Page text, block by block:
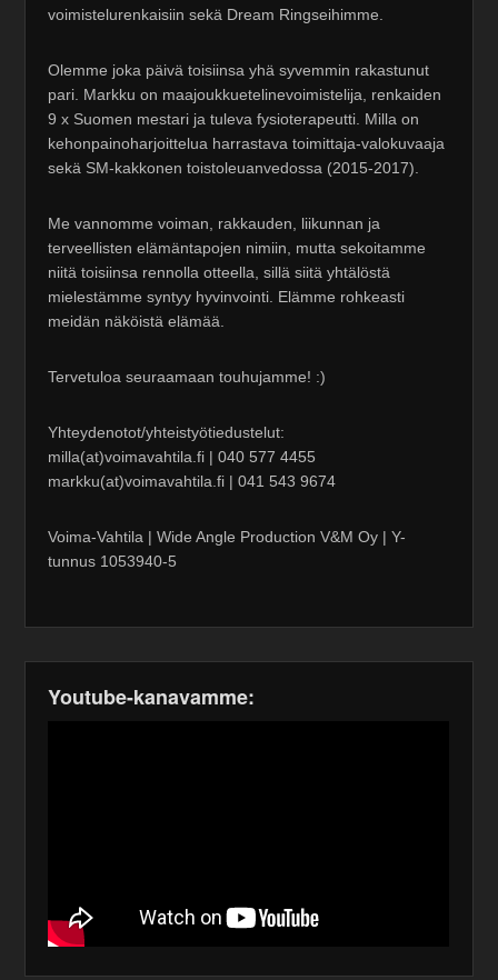
voimistelurenkaisiin sekä Dream Ringseihimme.
Olemme joka päivä toisiinsa yhä syvemmin rakastunut
pari. Markku on maajoukkuetelinevoimistelija, renkaiden
9 x Suomen mestari ja tuleva fysioterapeutti. Milla on
kehonpainoharjoittelua harrastava toimittaja-valokuvaaja
sekä SM-kakkonen toistoleuanvedossa (2015-2017).
Me vannomme voiman, rakkauden, liikunnan ja
terveellisten elämäntapojen nimiin, mutta sekoitamme
niitä toisiinsa rennolla otteella, sillä siitä yhtälöstä
mielestämme syntyy hyvinvointi. Elämme rohkeasti
meidän näköistä elämää.
Tervetuloa seuraamaan touhujamme! :)
Yhteydenotot/yhteistyötiedustelut:
milla(at)voimavahtila.fi | 040 577 4455
markku(at)voimavahtila.fi | 041 543 9674
Voima-Vahtila | Wide Angle Production V&M Oy | Y-
tunnus 1053940-5
Youtube-kanavamme: